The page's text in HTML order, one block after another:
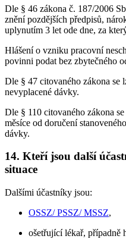
Dle § 46 zákona č. 187/2006
znění pozdějších předpisů,
uplynutím 3 let ode dne, za
Hlášení o vzniku pracovní
povinni podat bez zbytečného
Dle § 47 citovaného zákona se
nevyplacené dávky.
Dle § 110 citovaného zákona
měsíce od doručení
dávky.
14. Kteří jsou další
situace
Dalšími účastníky jsou:
OSSZ/ PSSZ/ MSSZ,
ošetřující lékař, případně